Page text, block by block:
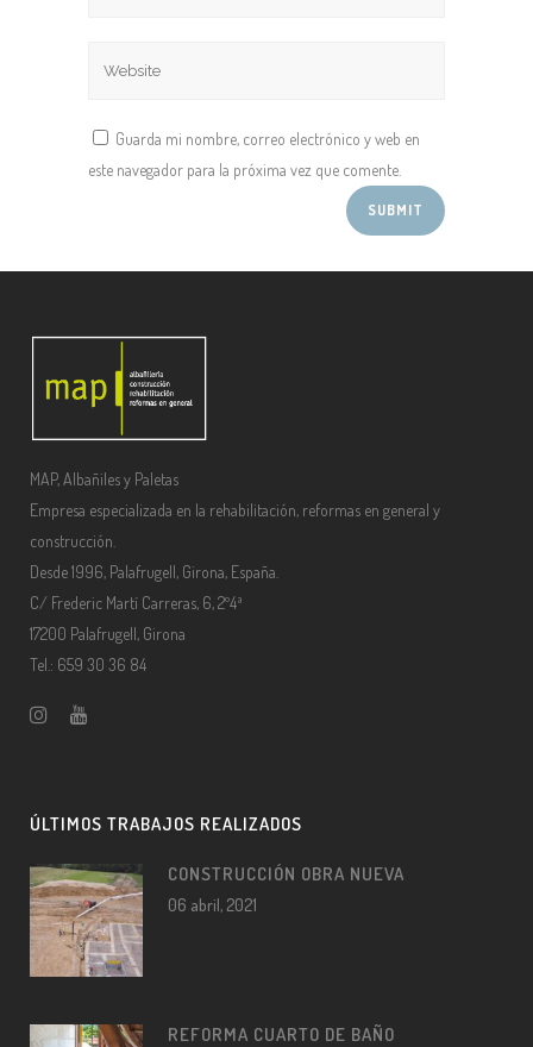
Guarda mi nombre, correo electrónico y web en
este navegador para la próxima vez que comente.
MAP, Albañiles y Paletas
Empresa especializada en la rehabilitación, reformas en general y
construcción.
Desde 1996, Palafrugell, Girona, España.
C/ Frederic Martí Carreras, 6, 2º4ª
17200 Palafrugell, Girona
Tel.: 659 30 36 84
ÚLTIMOS TRABAJOS REALIZADOS
CONSTRUCCIÓN OBRA NUEVA
06 abril, 2021
REFORMA CUARTO DE BAÑO